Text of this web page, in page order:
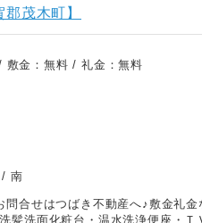
茂木町】
金： 無料 / 礼金：無料
南
合せはつばき不動産へ♪敷金礼
髪洗面化粧台・温水洗浄便座・Ｔ